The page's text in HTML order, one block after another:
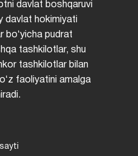
davlat boshqaruvi
davlat hokimiyati
boʻyicha pudrat
tashkilotlar, shu
tashkilotlar bilan
faoliyatini amalga